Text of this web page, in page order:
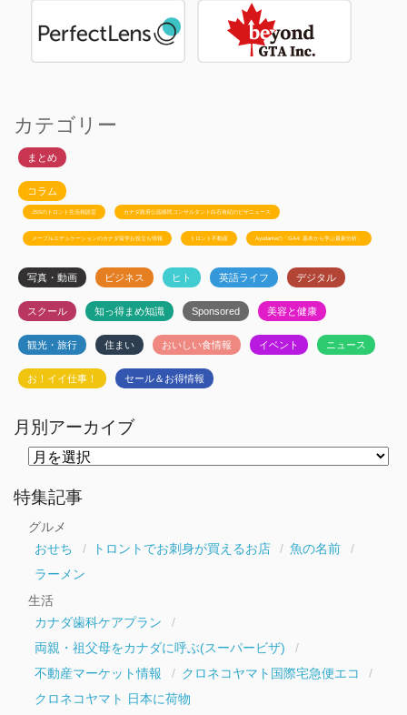
カテゴリー
まとめ
コラム
JSSのトロント生活相談室 カナダ政府公認移民コンサルタント白石有紀のビザニュース
メープルエデュケーションのカナダ留学お役立ち情報 トロント不動産 Ayudanteの「GA4: 基本から学ぶ最新分析」
写真・動画 ビジネス ヒト 英語ライフ デジタル
スクール 知っ得まめ知識 Sponsored 美容と健康
観光・旅行 住まい おいしい食情報 イベント ニュース
お！イイ仕事！ セール＆お得情報
月別アーカイブ
ー
カ
特集記事
グルメ
おせち
トロントでお刺身が買えるお店
魚の名前
ラーメン
生活
カナダ歯科ケアプラン
両親・祖父母をカナダに呼ぶ(スーパービザ)
不動産マーケット情報
クロネコヤマト国際宅急便エコ
クロネコヤマト 日本に荷物